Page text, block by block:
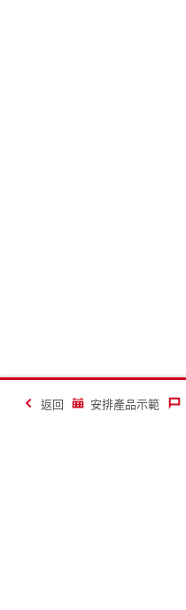
返回 安排產品示範